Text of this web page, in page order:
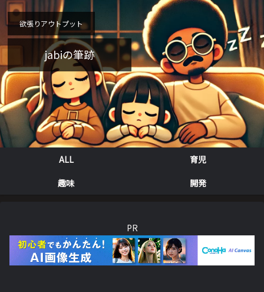
欲張りアウトプット
jabiの筆跡
ALL
育児
趣味
開発
PR